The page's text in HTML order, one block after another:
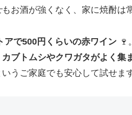
もお酒が強くなく、家に焼酎は
アで500円くらいの赤ワイン 🍷。
カブトムシやクワガタがよく集
うご家庭でも安心して試せま